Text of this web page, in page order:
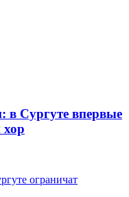
в Сургуте впервые
хор